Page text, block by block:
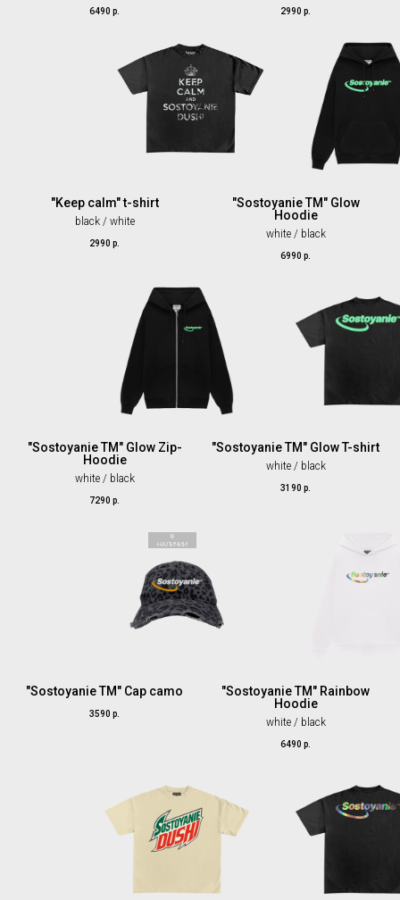
6490 р. 2990 р.
"Keep calm" t-shirt
black / white
2990 р.
"Sostoyanie TM" Glow
Hoodie
white / black
6990 р.
"Sostoyanie TM" Glow Zip-
Hoodie
white / black
7290 р.
"Sostoyanie TM" Glow T-shirt
white / black
3190 р.
В
НАЛИЧИИ
"Sostoyanie TM" Cap camo
3590 р.
"Sostoyanie TM" Rainbow
Hoodie
white / black
6490 р.